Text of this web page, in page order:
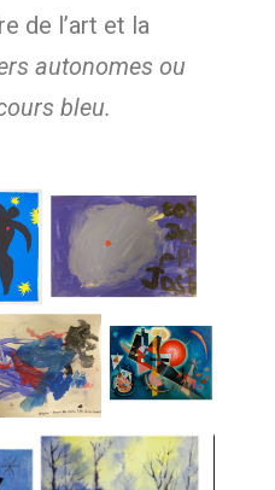
de l’art et la
autonomes ou
bleu.